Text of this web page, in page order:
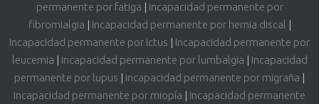
permanente por fatiga | Incapacidad permanente por
fibromialgia | Incapacidad permanente por hernia discal |
Incapacidad permanente por ictus | Incapacidad permanente por
leucemia | Incapacidad permanente por lumbalgia | Incapacidad
permanente por lupus | Incapacidad permanente por migraña |
Incapacidad permanente por miopía | Incapacidad permanente